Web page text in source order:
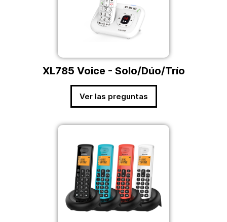
XL785 Voice - Solo/Dúo/Trío
Ver las preguntas